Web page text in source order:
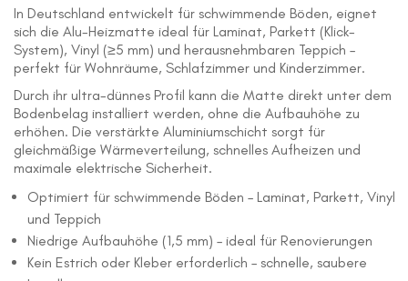
In Deutschland entwickelt für schwimmende Böden, eignet
sich die Alu-Heizmatte ideal für Laminat, Parkett (Klick-
System), Vinyl (≥5 mm) und herausnehmbaren Teppich –
perfekt für Wohnräume, Schlafzimmer und Kinderzimmer.
Durch ihr ultra-dünnes Profil kann die Matte direkt unter dem
Bodenbelag installiert werden, ohne die Aufbauhöhe zu
erhöhen. Die verstärkte Aluminiumschicht sorgt für
gleichmäßige Wärmeverteilung, schnelles Aufheizen und
maximale elektrische Sicherheit.
Optimiert für schwimmende Böden – Laminat, Parkett, Vinyl
und Teppich
Niedrige Aufbauhöhe (1,5 mm) – ideal für Renovierungen
Kein Estrich oder Kleber erforderlich – schnelle, saubere